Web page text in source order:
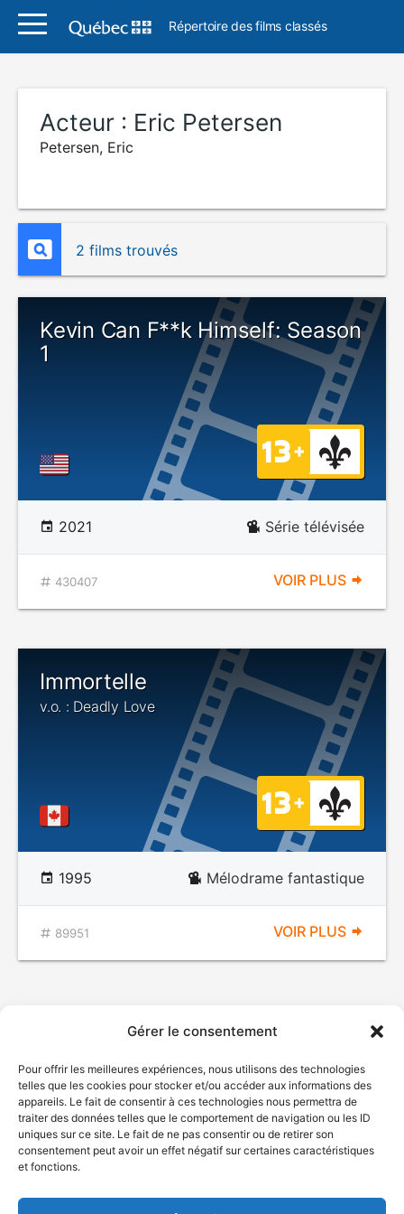
Gérer le consentement
Pour offrir les meilleures expériences, nous utilisons des technologies
telles que les cookies pour stocker et/ou accéder aux informations des
appareils. Le fait de consentir à ces technologies nous permettra de
traiter des données telles que le comportement de navigation ou les ID
uniques sur ce site. Le fait de ne pas consentir ou de retirer son
consentement peut avoir un effet négatif sur certaines caractéristiques
et fonctions.
Répertoire des films classés
Acteur : Eric Petersen
Petersen, Eric
2 films trouvés
Kevin Can F**k Himself: Season
1
2021 Série télévisée
430407 VOIR PLUS
Immortelle
v.o. : Deadly Love
1995 Mélodrame fantastique
89951 VOIR PLUS
© Gouvernement du Québec, 2026
Plan du site